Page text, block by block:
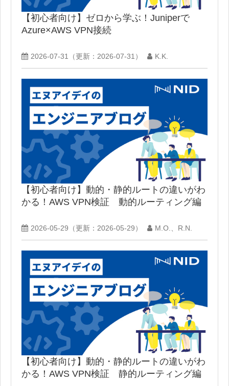
【初心者向け】ゼロから学ぶ！Juniperで
Azure×AWS VPN接続
2026-07-31 （更新： 2026-07-31 ） K.K.
【初心者向け】動的・静的ルートの違いがわ
かる！AWS VPN検証 動的ルーティング編
2026-05-29 （更新： 2026-05-29） M.O.、R.N.
【初心者向け】動的・静的ルートの違いがわ
かる！AWS VPN検証 静的ルーティング編